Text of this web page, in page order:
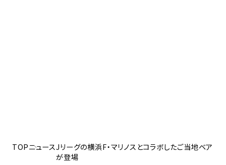
TOPニュースJリーグの横浜F・マリノスとコラボしたご当地ベア
が登場